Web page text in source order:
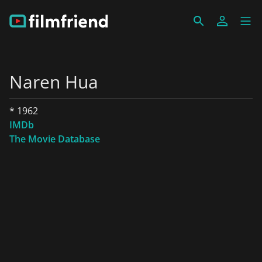
Naren Hua
* 1962
IMDb
The Movie Database